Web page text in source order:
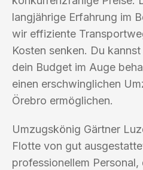
langjährige Erfahrung im
wir effiziente
Kosten senken. Du
dein Budget im Auge
einen erschwinglichen
Örebro ermöglichen.
Umzugskönig Gärtner
Flotte von gut
professionellem Personal,